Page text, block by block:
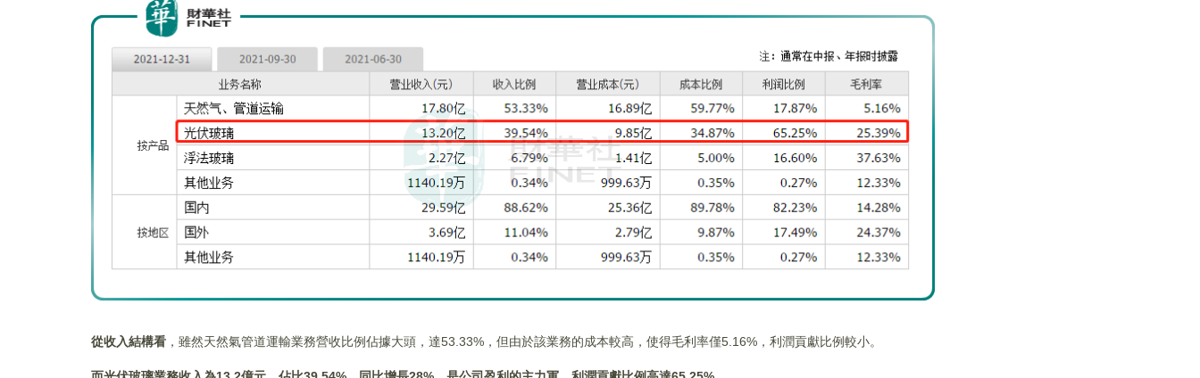
從收入結構看 ，雖然天然氣管道運輸業務營收比例佔據大頭，達53.33%，但由於該業務的成本較高，使得毛利率僅5.16%，利潤貢獻比例較小。